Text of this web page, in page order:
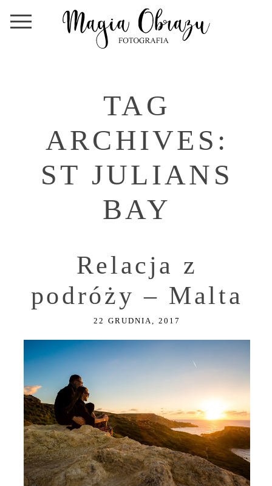
TAG
ARCHIVES:
ST JULIANS
BAY
Relacja z
podróży – Malta
22 GRUDNIA, 2017